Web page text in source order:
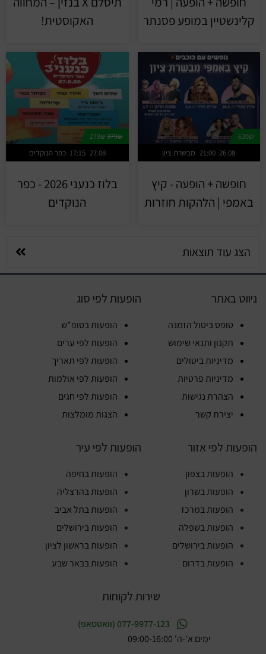
קלינשטיין במופע פסנתר
האקוסטית!
630₪
מבשרת ציון 21:00 26.08
חופשה + הופעה - קיץ
באמפי | הלהקות חוזרות
379₪
279₪
כפר הנוקדים 17:15 27.08
בלוז כנעני 2026 - כפר
הנוקדים
הצג עוד תוצאות
ניווט באתר
טופס ביטול הזמנה
תקנון ותנאי שימוש
מדיניות ביטולים
מדיניות פרטיות
הצהרת נגישות
יצירת קשר
הופעות לפי סוג
הופעות בסופ"ש
הופעות לפי ערים
הופעות לפי תאריך
הופעות לפי אולמות
הופעות לפי חגים
הצגות מומלצות
הופעות לפי אזור
הופעות בצפון
הופעות בשרון
הופעות במרכז
הופעות בשפלה
הופעות בירושלים
הופעות בדרום
הופעות לפי עיר
הופעות בחיפה
הופעות בהרצליה
הופעות בתל אביב
הופעות בירושלים
הופעות בראשון לציון
הופעות בבאר שבע
שירות לקוחות
077-9977-123 (וואטסאפ)
ימים א'-ה' 09:00-16:00